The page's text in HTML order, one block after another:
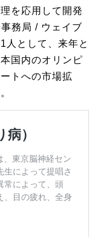
を応用して開発
務局 / ウェイブ
人として、来年と
国内のオリンピ
トへの市場拡